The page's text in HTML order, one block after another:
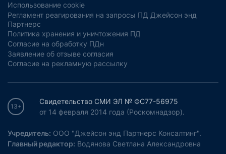
Использование cookie
Регламент реагирования на запросы ПД Джейсон энд
Партнерс
Политика хранения и уничтожения ПД
Согласие на обработку ПДн
Заявление об отзыве согласия
Согласие на рекламную рассылку
13+
Свидетельство СМИ ЭЛ № ФС77-56975
от 14 февраля 2014 года (Роскомнадзор).
Учредитель: ООО "Джейсон энд Партнерс Консалтинг".
Главный редактор: Водянова Светлана Александровна